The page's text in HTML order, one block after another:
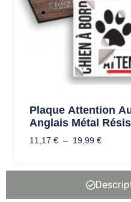
Plaque Attention
Anglais Métal
11,17 € – 19,99 €